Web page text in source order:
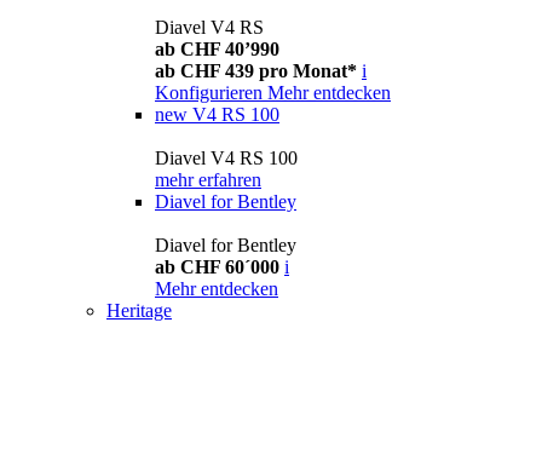
Diavel V4 RS
ab CHF 40’990
ab CHF 439 pro Monat* i
Konfigurieren Mehr entdecken
new V4 RS 100
Diavel V4 RS 100
mehr erfahren
Diavel for Bentley
Diavel for Bentley
ab CHF 60´000 i
Mehr entdecken
Heritage